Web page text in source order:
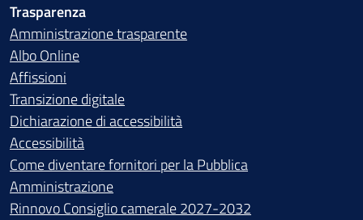
Trasparenza
Amministrazione trasparente
Albo Online
Affissioni
Transizione digitale
Dichiarazione di accessibilità
Accessibilità
Come diventare fornitori per la Pubblica
Amministrazione
Rinnovo Consiglio camerale 2027-2032